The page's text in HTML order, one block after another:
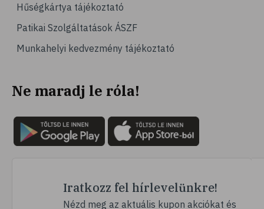
# kardiovaszkuláris betegségek
# szív- és érrendszer
# vérnyomás
# mozgás
# pszichológia
# hátfájás
# vérnyomáscsökkentés
Hűségkártya tájékoztató
Patikai Szolgáltatások ÁSZF
Munkahelyi kedvezmény tájékoztató
Ne maradj le róla!
Iratkozz fel hírlevelünkre!
Nézd meg az aktuális kupon akciókat és